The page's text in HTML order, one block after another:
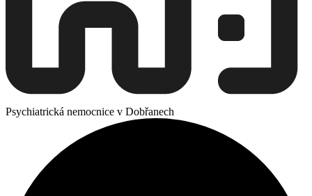
Psychiatrická nemocnice v Dobřanech